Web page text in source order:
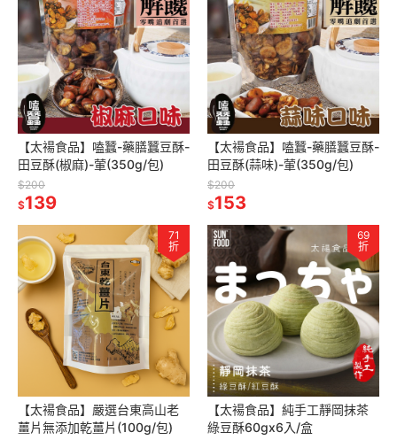
【太禓食品】嗑蠶-藥膳蠶豆酥-
田豆酥(椒麻)-葷(350g/包)
$200
$139
【太禓食品】嗑蠶-藥膳蠶豆酥-
田豆酥(蒜味)-葷(350g/包)
$200
$153
71
折
【太禓食品】嚴選台東高山老
薑片無添加乾薑片(100g/包)
69
折
【太禓食品】純手工靜岡抹茶
綠豆酥60gx6入/盒